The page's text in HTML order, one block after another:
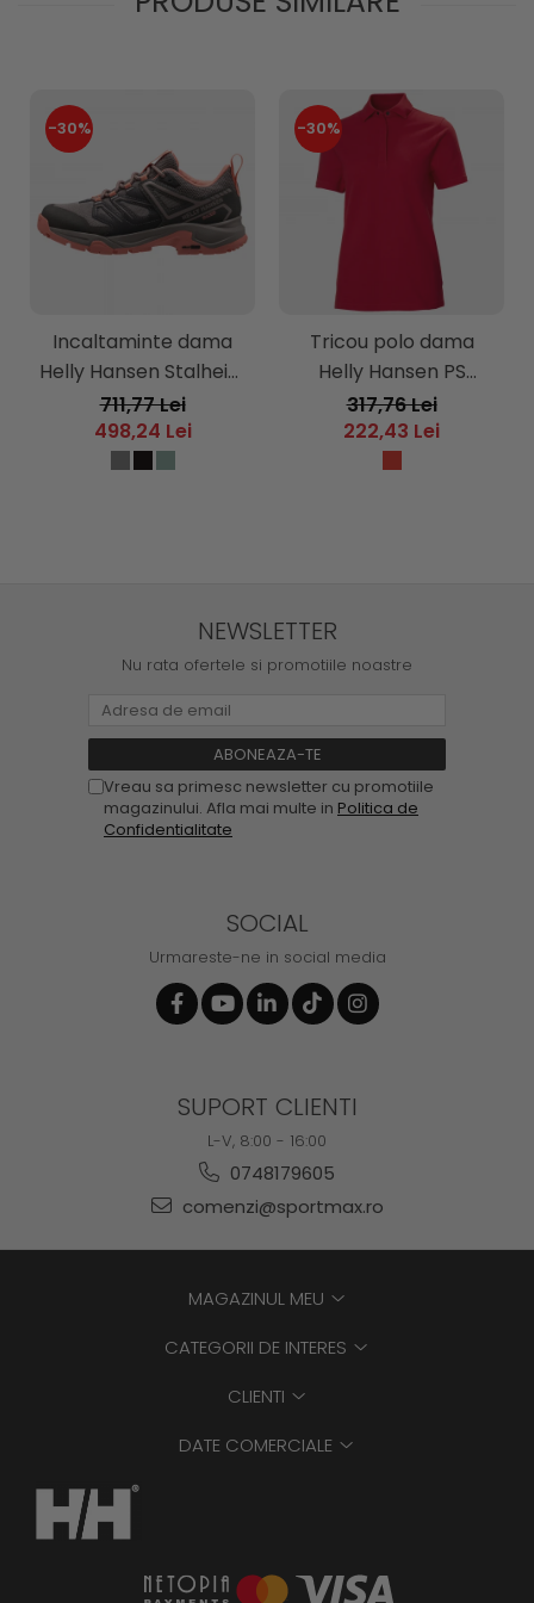
-30%
Incaltaminte dama
Helly Hansen Stalheim
HT
711,77 Lei
498,24 Lei
-30%
Tricou polo dama
Helly Hansen PS
Cotton
317,76 Lei
222,43 Lei
NEWSLETTER
Nu rata ofertele si promotiile noastre
Vreau sa primesc newsletter cu promotiile
magazinului. Afla mai multe in Politica de
Confidentialitate
SOCIAL
Urmareste-ne in social media
SUPORT CLIENTI
L-V, 8:00 - 16:00
0748179605
comenzi@sportmax.ro
MAGAZINUL MEU
CATEGORII DE INTERES
CLIENTI
DATE COMERCIALE